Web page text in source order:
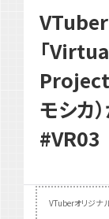
「
Project
モシカ
#VR03
VTuberオリジナ